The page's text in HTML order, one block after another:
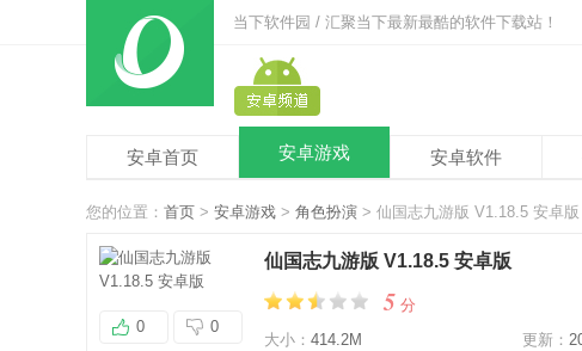
当下软件园 / 汇聚当下最新最酷的软件下载站！
安卓首页 安卓游戏 安卓软件
您的位置： 首页 > 安卓游戏 > 角色扮演 > 仙国志九游版 V1.18.5 安卓版
0 0
仙国志九游版 V1.18.5 安卓版
5 分
大小： 414.2M 更新：